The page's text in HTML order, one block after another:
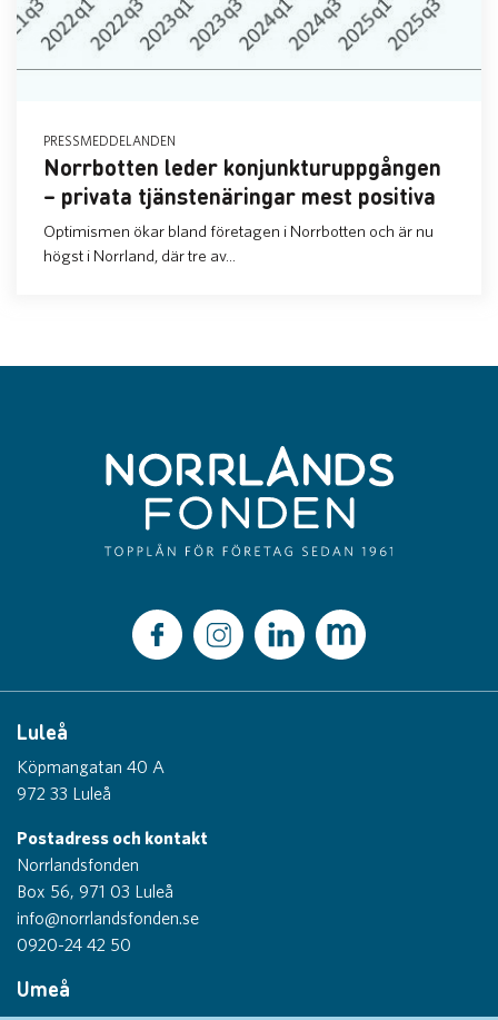
PRESSMEDDELANDEN
Norrbotten leder konjunkturuppgången
– privata tjänstenäringar mest positiva
Optimismen ökar bland företagen i Norrbotten och är nu
högst i Norrland, där tre av...
Luleå
Köpmangatan 40 A
972 33 Luleå
Postadress och kontakt
Norrlandsfonden
Box 56, 971 03 Luleå
info@norrlandsfonden.se
0920-24 42 50
Umeå